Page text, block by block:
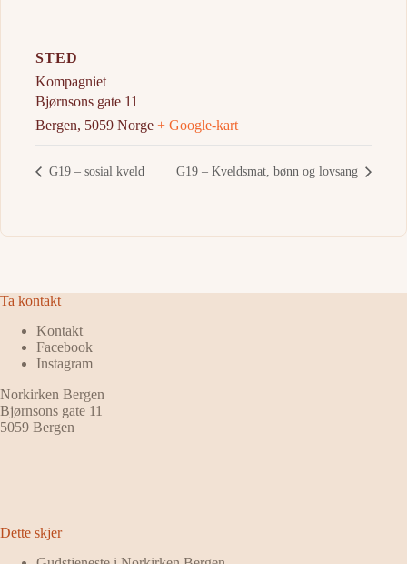
STED
Kompagniet
Bjørnsons gate 11
Bergen, 5059 Norge + Google-kart
G19 – sosial kveld G19 – Kveldsmat, bønn og lovsang
Ta kontakt
Kontakt
Facebook
Instagram
Norkirken Bergen
Bjørnsons gate 11
5059 Bergen
Dette skjer